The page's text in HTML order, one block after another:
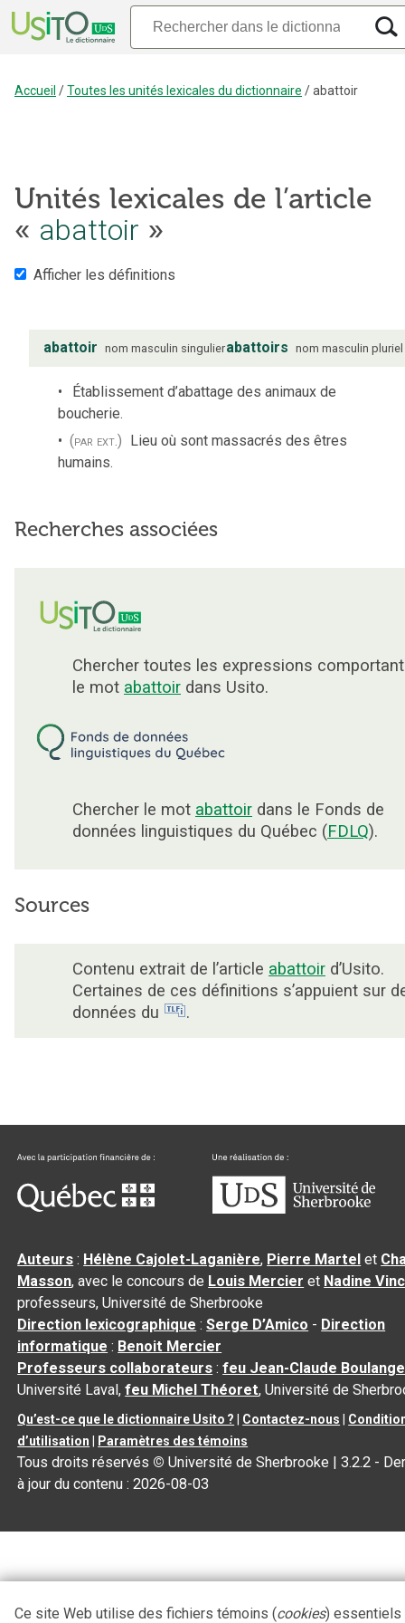
Accueil /Toutes les unités lexicales du dictionnaire /abattoir
Unités lexicales de l’article
« abattoir »
Afficher les définitions
abattoir nom masculin singulierabattoirs nom masculin pluriel
Établissement d’abattage des animaux de
boucherie.
(par ext.) Lieu où sont massacrés des êtres
humains.
Recherches associées
Chercher toutes les expressions comportant
le mot abattoir dans Usito.
Chercher le mot abattoir dans le Fonds de
données linguistiques du Québec (FDLQ).
Sources
Contenu extrait de l’article abattoir d’Usito.
Certaines de ces définitions s’appuient sur
données du
.
Auteurs : Hélène Cajolet-Laganière, Pierre Martel et
Masson, avec le concours de Louis Mercier et Nadine
professeurs, Université de Sherbrooke
Direction lexicographique :Serge D’Amico - Direction
informatique : Benoit Mercier
Professeurs collaborateurs :feu Jean-Claude
Université Laval,feu Michel Théoret, Université de
Qu’est-ce que le dictionnaire Usito ? Contactez-nous
d’utilisation
Paramètres des témoins
Tous droits réservés © Université de Sherbrooke |3.2.2 -
à jour du contenu :2026-08-03
Ce site Web utilise des fichiers témoins (cookies) essentiels